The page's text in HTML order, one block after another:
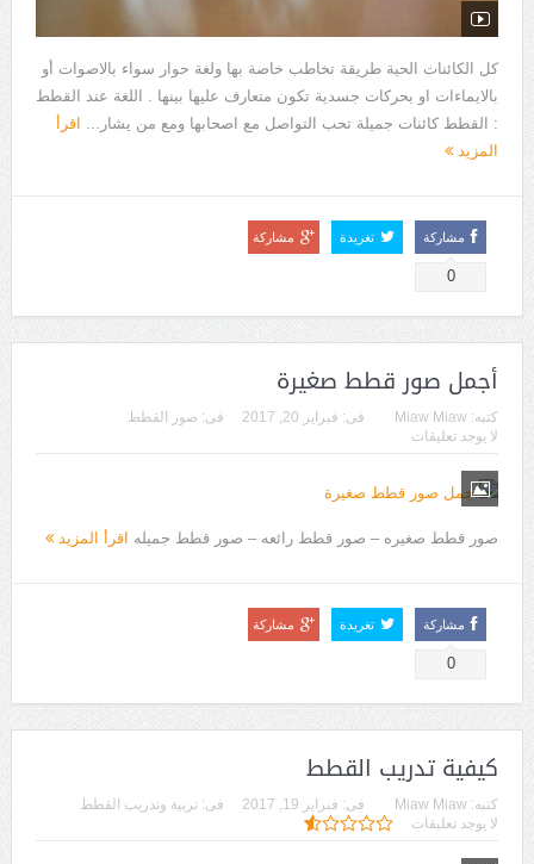
كل الكائنات الحية طريقة تخاطب خاصة بها ولغة حوار سواء بالاصوات أو
بالايماءات او بحركات جسدية تكون متعارف عليها بينها . اللغة عند القطط
: القطط كائنات جميلة تحب التواصل مع اصحابها ومع من يشار... اقرأ
المزيد
مشاركة
0
تغريدة مشاركة
أجمل صور قطط صغيرة
كتبه: Miaw Miaw فى: فبراير 20, 2017 فى: صور القطط
لا يوجد تعليقات
صور قطط صغيره – صور قطط رائعه – صور قطط جميله اقرأ المزيد
مشاركة
0
تغريدة مشاركة
كيفية تدريب القطط
كتبه: Miaw Miaw فى: فبراير 19, 2017 فى: تربية وتدريب القطط
لا يوجد تعليقات